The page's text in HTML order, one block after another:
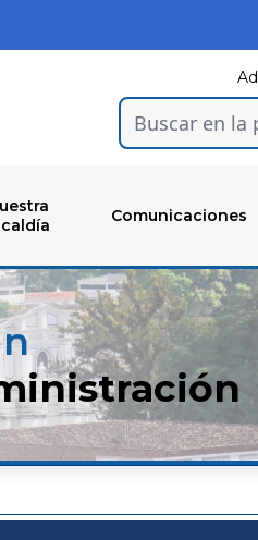
Buscar en la
Comunicaciones